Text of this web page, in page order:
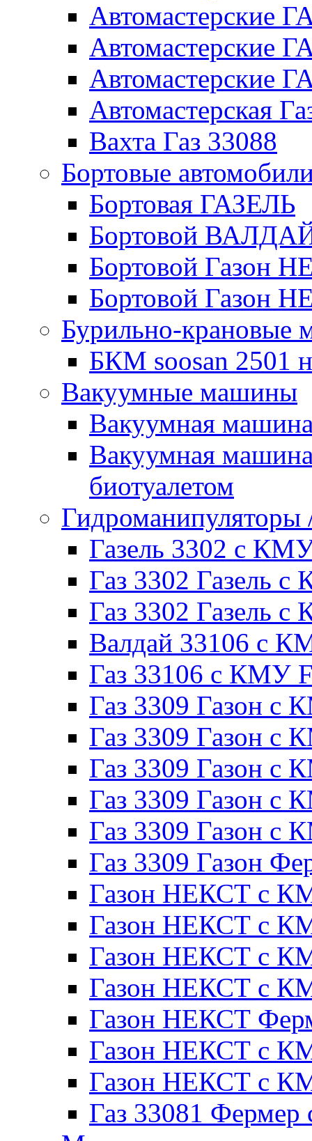
Автомастерские
Автомастерские
Автомастерские
Автомастерская
Вахта Газ 33088
Бортовые
Бортовая ГАЗЕЛЬ
Бортовой
Бортовой Газон
Бортовой Газон
Бурильно-крановые
БКМ soosan 2501
Вакуумные машины
Вакуумная
Вакуумная
биотуалетом
Газель 3302 с
Газ 3302 Газель
Газ 3302 Газель
Валдай 33106 с
Газ 33106 с КМУ
Газ 3309 Газон с
Газ 3309 Газон с
Газ 3309 Газон с
Газ 3309 Газон с
Газ 3309 Газон с
Газ 3309 Газон
Газон НЕКСТ с
Газон НЕКСТ с
Газон НЕКСТ с
Газон НЕКСТ с
Газон НЕКСТ
Газон НЕКСТ с
Газон НЕКСТ с
Газ 33081